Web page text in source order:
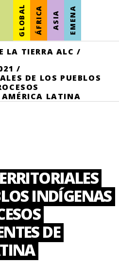
GLOBAL ÁFRICA ASIA EMENA
LA TIERRA ALC /
/
DE LOS PUEBLOS
LATINA
INDÍGENAS
DE